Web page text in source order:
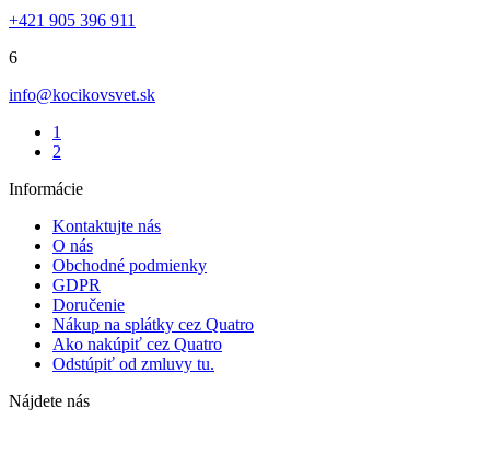
+421 905 396 911
6
info@kocikovsvet.sk
1
2
Informácie
Kontaktujte nás
O nás
Obchodné podmienky
GDPR
Doručenie
Nákup na splátky cez Quatro
Ako nakúpiť cez Quatro
Odstúpiť od zmluvy tu.
Nájdete nás